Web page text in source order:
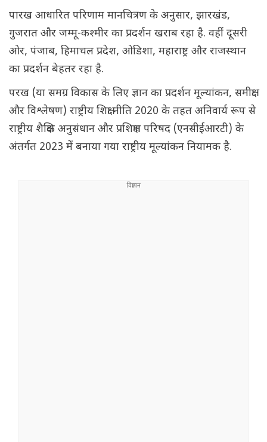
पारख आधारित परिणाम मानचित्रण के अनुसार, झारखंड,
गुजरात और जम्मू-कश्मीर का प्रदर्शन खराब रहा है. वहीं दूसरी
ओर, पंजाब, हिमाचल प्रदेश, ओडिशा, महाराष्ट्र और राजस्थान
का प्रदर्शन बेहतर रहा है.
परख (या समग्र विकास के लिए ज्ञान का प्रदर्शन मूल्यांकन, समीक्षा
और विश्लेषण) राष्ट्रीय शिक्षा नीति 2020 के तहत अनिवार्य रूप से
राष्ट्रीय शैक्षिक अनुसंधान और प्रशिक्षण परिषद (एनसीईआरटी) के
अंतर्गत 2023 में बनाया गया राष्ट्रीय मूल्यांकन नियामक है.